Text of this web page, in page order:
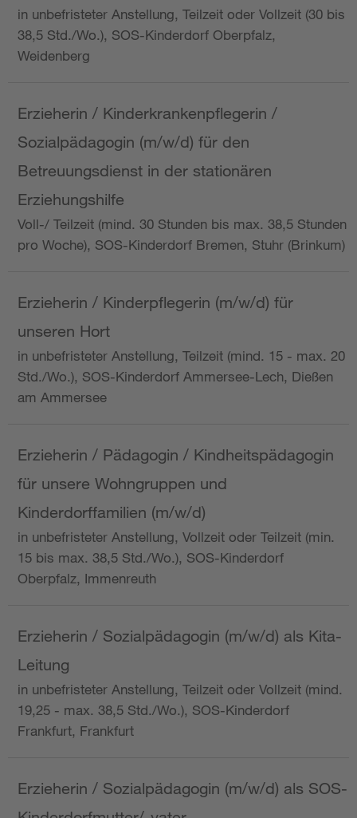
in unbefristeter Anstellung, Teilzeit oder Vollzeit (30 bis
38,5 Std./Wo.), SOS-Kinderdorf Oberpfalz,
Weidenberg
Erzieherin / Kinderkrankenpflegerin /
Sozialpädagogin (m/w/d) für den
Betreuungsdienst in der stationären
Erziehungshilfe
Voll-/ Teilzeit (mind. 30 Stunden bis max. 38,5 Stunden
pro Woche), SOS-Kinderdorf Bremen, Stuhr (Brinkum)
Erzieherin / Kinderpflegerin (m/w/d) für
unseren Hort
in unbefristeter Anstellung, Teilzeit (mind. 15 - max. 20
Std./Wo.), SOS-Kinderdorf Ammersee-Lech, Dießen
am Ammersee
Erzieherin / Pädagogin / Kindheitspädagogin
für unsere Wohngruppen und
Kinderdorffamilien (m/w/d)
in unbefristeter Anstellung, Vollzeit oder Teilzeit (min.
15 bis max. 38,5 Std./Wo.), SOS-Kinderdorf
Oberpfalz, Immenreuth
Erzieherin / Sozialpädagogin (m/w/d) als Kita-
Leitung
in unbefristeter Anstellung, Teilzeit oder Vollzeit (mind.
19,25 - max. 38,5 Std./Wo.), SOS-Kinderdorf
Frankfurt, Frankfurt
Erzieherin / Sozialpädagogin (m/w/d) als SOS-